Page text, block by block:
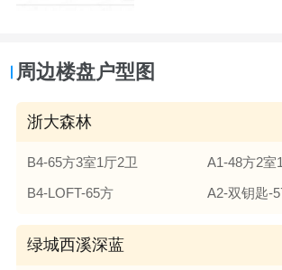
周边楼盘户型图
浙大森林
B4-65方3室1厅2卫
A1-48方2室
B4-LOFT-65方
A2-双钥匙-
绿城西溪深蓝